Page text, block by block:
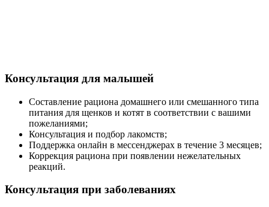
Консультация для малышей
Составление рациона домашнего или смешанного типа
питания для щенков и котят в соответствии с вашими
пожеланиями;
Консультация и подбор лакомств;
Поддержка онлайн в мессенджерах в течение 3 месяцев;
Коррекция рациона при появлении нежелательных
реакций.
Консультация при заболеваниях